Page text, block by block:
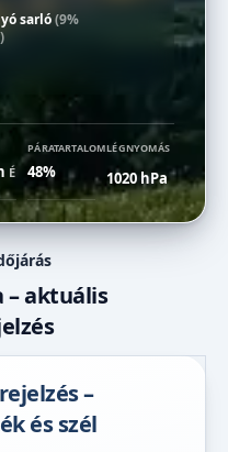
sarló(9%
É
PÁRATARTALOM
48%
LÉGNYOMÁS
1020 hPa
– aktuális
–
és szél